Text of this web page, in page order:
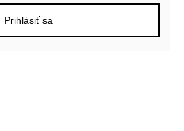
Prihlásiť sa